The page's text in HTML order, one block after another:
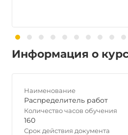
Информация о
Наименование
Распределитель работ
Количество часов обучения
160
Срок действия документа